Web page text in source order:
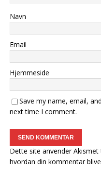
Navn
Email
Hjemmeside
Save my name, email,
next time I comment.
Dette site anvender
hvordan din kommentar